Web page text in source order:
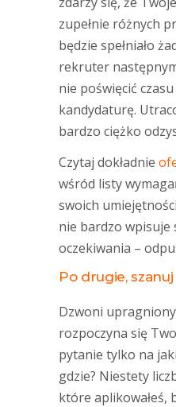
zupełnie różnych
będzie spełniało
rekruter
nie poświęcić
kandydaturę.
bardzo ciężko
Czytaj dokładnie
wśród listy
swoich
nie bardzo wpisuje
oczekiwania –
Po drugie, szanuj
Dzwoni
rozpoczyna się
pytanie tylko na
gdzie? Niestety
które aplikowałeś,